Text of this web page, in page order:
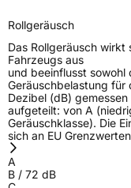
Rollgeräusch
Das Rollgeräusch
Fahrzeugs aus
und beeinflusst sowohl
Geräuschbelastung für
Dezibel (dB)
aufgeteilt: von A
Geräuschklasse). Die
sich an EU
A
B / 72 dB